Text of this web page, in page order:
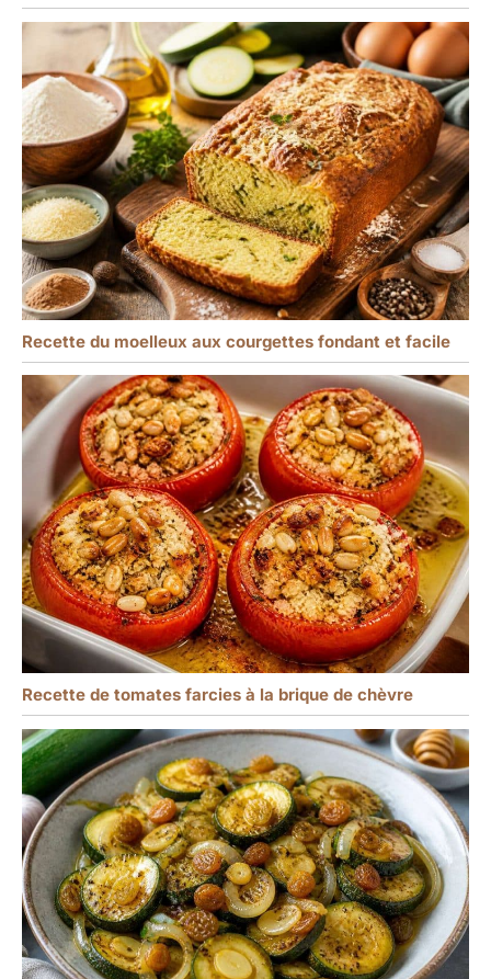
Recette du moelleux aux courgettes fondant et facile
Recette de tomates farcies à la brique de chèvre